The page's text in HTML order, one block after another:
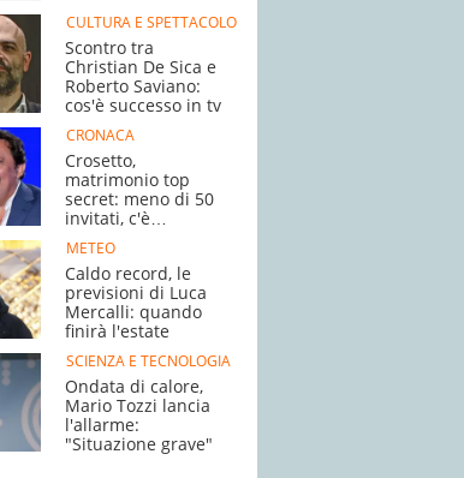
CULTURA E SPETTACOLO
Scontro tra
Christian De Sica e
Roberto Saviano:
cos'è successo in tv
CRONACA
Crosetto,
matrimonio top
secret: meno di 50
invitati, c'è
Brignano
METEO
Caldo record, le
previsioni di Luca
Mercalli: quando
finirà l'estate
SCIENZA E TECNOLOGIA
Ondata di calore,
Mario Tozzi lancia
l'allarme:
"Situazione grave"